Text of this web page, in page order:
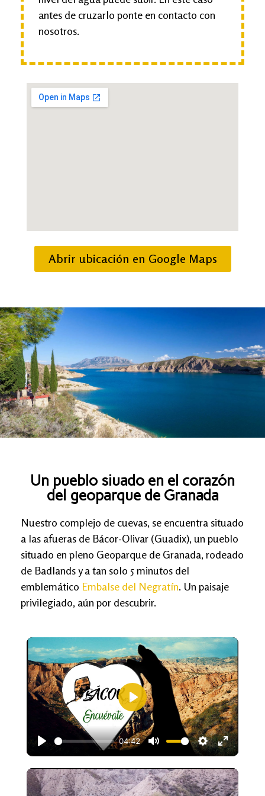
antes de cruzarlo ponte en contacto con
nosotros.
Abrir ubicación en Google Maps
Un pueblo siuado en el corazón
del geoparque de Granada
Nuestro complejo de cuevas, se encuentra situado
a las afueras de Bácor-Olivar (Guadix), un pueblo
situado en pleno Geoparque de Granada, rodeado
de Badlands y a tan solo 5 minutos del
emblemático Embalse del Negratín. Un paisaje
privilegiado, aún por descubrir.
Play
04:42
Mute Settings
Enter
Play